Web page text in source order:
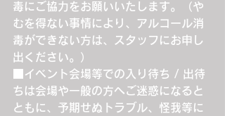
毒にご協力をお願いいたします。（や
むを得ない事情により、アルコール消
毒ができない方は、スタッフにお申し
出ください。）
■イベント会場等での入り待ち / 出待
ちは会場や一般の方へご迷惑になると
ともに、予期せぬトラブル、怪我等に